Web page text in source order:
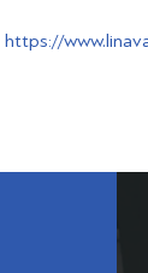
https://